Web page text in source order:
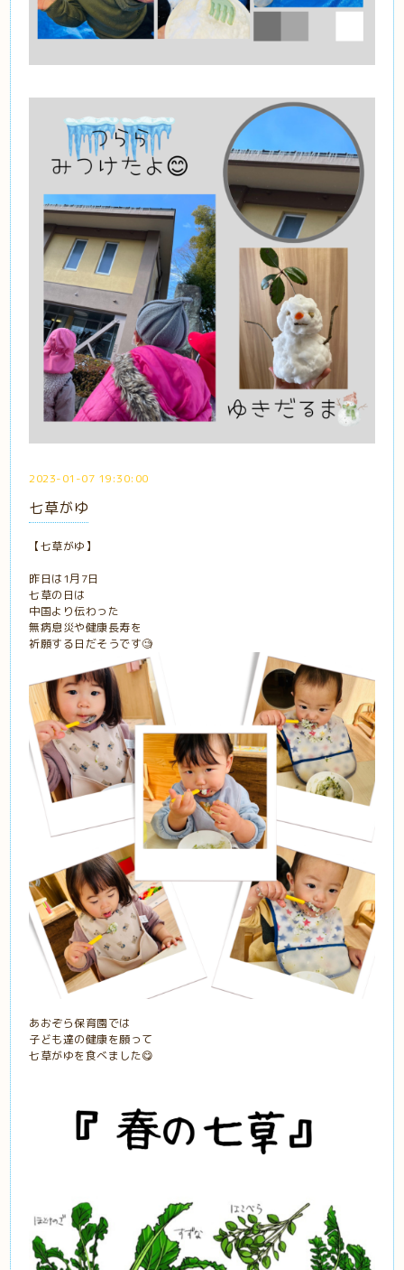
2023-01-07 19:30:00
七草がゆ
【七草がゆ】
昨日は1月7日
七草の日は
中国より伝わった
無病息災や健康長寿を
祈願する日だそうです🧐
あおぞら保育園では
子ども達の健康を願って
七草がゆを食べました😋